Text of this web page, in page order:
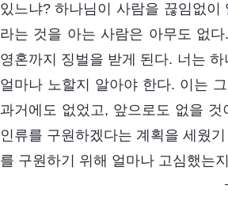
있느냐? 하나님이 사람을 끊임없이
라는 것을 아는 사람은 아무도 없
영혼까지 징벌을 받게 된다. 너는
얼마나 노할지 알아야 한다. 이는
과거에도 없었고, 앞으로도 없을
인류를 구원하겠다는 계획을 세웠
를 구원하기 위해 얼마나 고심했는